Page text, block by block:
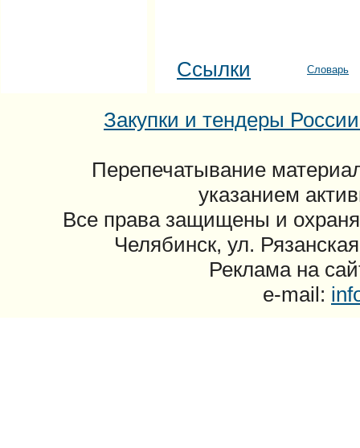
Ссылки Словарь
Закупки и тендеры
Перепечатывание
указанием
Все права защищены и
Челябинск, ул.
Реклама на
e-mail: